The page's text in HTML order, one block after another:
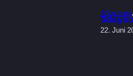
Allgemein,
22. Juni